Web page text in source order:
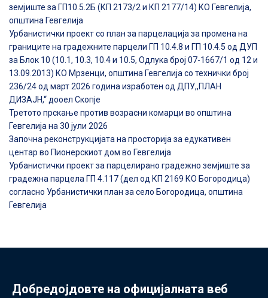
земјиште за ГП10.5.2Б (КП 2173/2 и КП 2177/14) КО Гевгелија,
општина Гевгелија
Урбанистички проект со план за парцелација за промена на
границите на градежните парцели ГП 10.4.8 и ГП 10.4.5 од ДУП
за Блок 10 (10.1, 10.3, 10.4 и 10.5, Одлука број 07-1667/1 од 12 и
13.09.2013) КО Мрзенци, општина Гевгелија со технички број
236/24 од март 2026 година изработен од ДПУ,,ПЛАН
ДИЗАЈН,“ дооел Скопје
Третото прскање против возрасни комарци во општина
Гевгелија на 30 јули 2026
Започна реконструкцијата на просторија за едукативен
центар во Пионерскиот дом во Гевгелија
Урбанистички проект за парцелирано градежно земјиште за
градежна парцела ГП 4.117 (дел од КП 2169 КО Богородица)
согласно Урбанистички план за село Богородица, општина
Гевгелија
Добредојдовте на официјалната веб